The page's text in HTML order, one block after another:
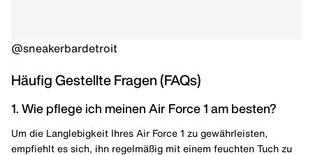
@sneakerbardetroit
Häufig Gestellte Fragen (FAQs)
1. Wie pflege ich meinen Air Force 1 am besten?
Um die Langlebigkeit Ihres Air Force 1 zu gewährleisten,
empfiehlt es sich, ihn regelmäßig mit einem feuchten Tuch zu